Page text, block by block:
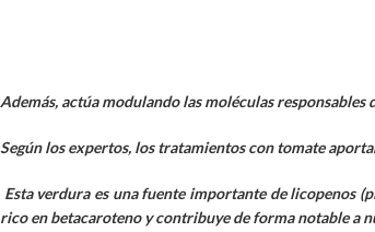
Además, actúa modulando las moléculas
Según los expertos, los tratamientos con tomate
Esta verdura es una fuente importante de licopenos
rico en betacaroteno y contribuye de forma notable a